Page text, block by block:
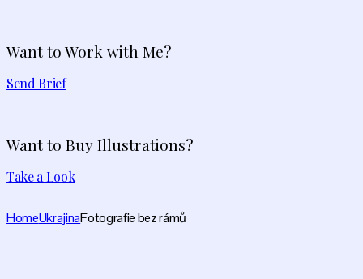
Want to Work with Me?
Send Brief
Want to Buy Illustrations?
Take a Look
HomeUkrajinaFotografie bez rámů